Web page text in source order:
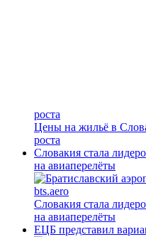
роста
Цены на жильё в
роста
Словакия стала
на авиаперелёты
Словакия стала
на авиаперелёты
ЕЦБ представил